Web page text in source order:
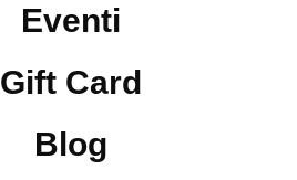
Eventi
Gift Card
Blog